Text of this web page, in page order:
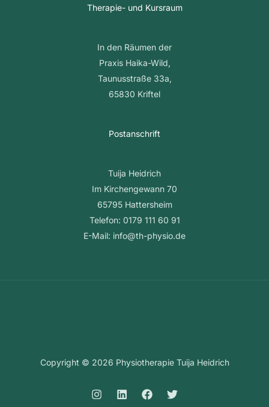
Therapie- und Kursraum
In den Räumen der
Praxis Haika-Wild,
Taunusstraße 33a,
65830 Kriftel
Postanschrift
Tuija Heidrich
Im Kirchengewann 70
65795 Hattersheim
Telefon: 0179 111 60 91
E-Mail: info@th-physio.de
Copyright © 2026 Physiotherapie Tuija Heidrich